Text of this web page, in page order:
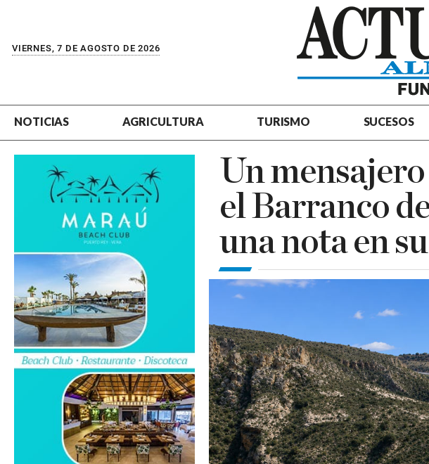
VIERNES, 7 DE AGOSTO DE 2026
NOTICIAS AGRICULTURA TURISMO SUCESOS
Un
el Barranco
una nota en